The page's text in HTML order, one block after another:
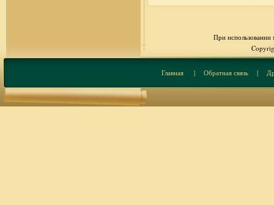
При использовании
Главная| Обратная связь|